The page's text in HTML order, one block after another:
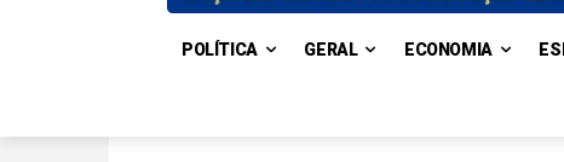
POLÍTICA GERAL ECONOMIA